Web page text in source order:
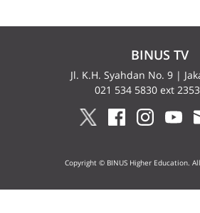
BINUS TV
Jl. K.H. Syahdan No. 9 |
021 534 5830 ext
Copyright © BINUS Higher Education.